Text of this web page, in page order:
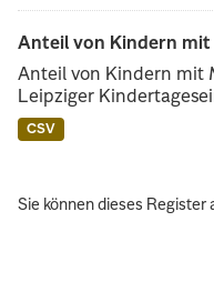
Anteil von Kindern
Anteil von Kindern mit
Leipziger
CSV
Sie können dieses Register